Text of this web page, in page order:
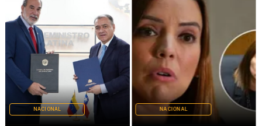
NACIONAL NACIONAL